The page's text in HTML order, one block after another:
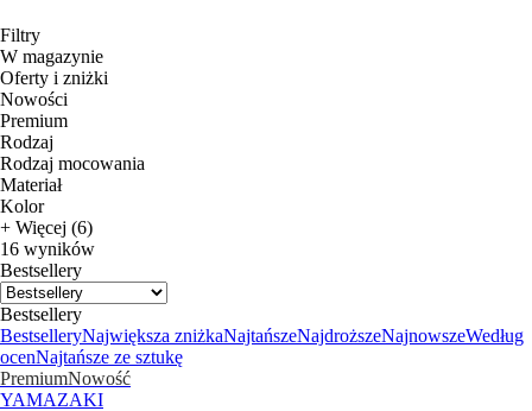
Filtry
W magazynie
Oferty i zniżki
Nowości
Premium
Rodzaj
Rodzaj mocowania
Materiał
Kolor
+ Więcej (6)
16 wyników
Bestsellery
Bestsellery
BestselleryNajwiększa zniżkaNajtańszeNajdroższeNajnowszeWedług
ocenNajtańsze ze sztukę
PremiumNowość
YAMAZAKI